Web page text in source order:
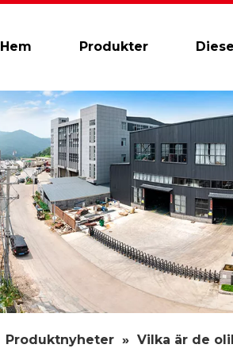
Hem Produkter
Produktnyheter » Vilka är de